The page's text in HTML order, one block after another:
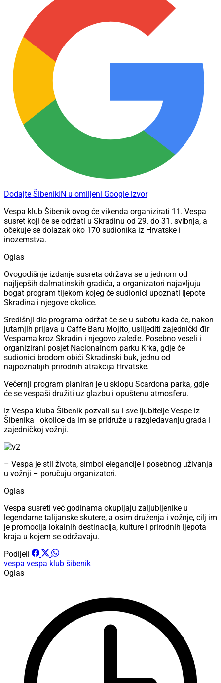
Dodajte ŠibenikIN u omiljeni Google izvor
Vespa klub Šibenik ovog će vikenda organizirati 11. Vespa
susret koji će se održati u Skradinu od 29. do 31. svibnja, a
očekuje se dolazak oko 170 sudionika iz Hrvatske i
inozemstva.
Oglas
Ovogodišnje izdanje susreta održava se u jednom od
najljepših dalmatinskih gradića, a organizatori najavljuju
bogat program tijekom kojeg će sudionici upoznati ljepote
Skradina i njegove okolice.
Središnji dio programa održat će se u subotu kada će, nakon
jutarnjih prijava u Caffe Baru Mojito, uslijediti zajednički đir
Vespama kroz Skradin i njegovo zaleđe. Posebno veseli i
organizirani posjet Nacionalnom parku Krka, gdje će
sudionici brodom obići Skradinski buk, jednu od
najpoznatijih prirodnih atrakcija Hrvatske.
Večernji program planiran je u sklopu Scardona parka, gdje
će se vespaši družiti uz glazbu i opuštenu atmosferu.
Iz Vespa kluba Šibenik pozvali su i sve ljubitelje Vespe iz
Šibenika i okolice da im se pridruže u razgledavanju grada i
zajedničkoj vožnji.
– Vespa je stil života, simbol elegancije i posebnog uživanja
u vožnji – poručuju organizatori.
Oglas
Vespa susreti već godinama okupljaju zaljubljenike u
legendarne talijanske skutere, a osim druženja i vožnje, cilj im
je promocija lokalnih destinacija, kulture i prirodnih ljepota
kraja u kojem se održavaju.
Podijeli
vespa vespa klub šibenik
Oglas